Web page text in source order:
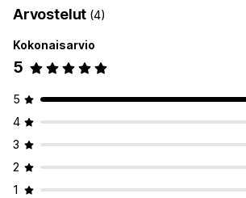
Arvostelut (4)
Kokonaisarvio
5
5
4
3
2
1